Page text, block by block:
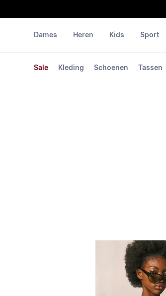
Dames
Sale Kleding Schoenen Tassen
Heren Kids Sport